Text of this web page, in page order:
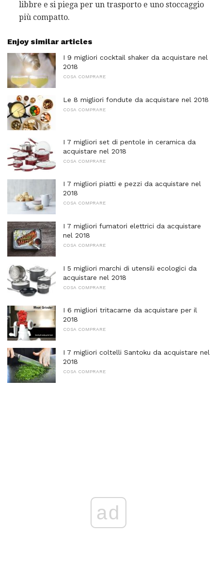
libbre e si piega per un trasporto e uno stoccaggio
più compatto.
Enjoy similar articles
I 9 migliori cocktail shaker da acquistare nel
2018
COSA COMPRARE
Le 8 migliori fondute da acquistare nel 2018
COSA COMPRARE
I 7 migliori set di pentole in ceramica da
acquistare nel 2018
COSA COMPRARE
I 7 migliori piatti e pezzi da acquistare nel
2018
COSA COMPRARE
I 7 migliori fumatori elettrici da acquistare
nel 2018
COSA COMPRARE
I 5 migliori marchi di utensili ecologici da
acquistare nel 2018
COSA COMPRARE
I 6 migliori tritacarne da acquistare per il
2018
COSA COMPRARE
I 7 migliori coltelli Santoku da acquistare nel
2018
COSA COMPRARE
ad